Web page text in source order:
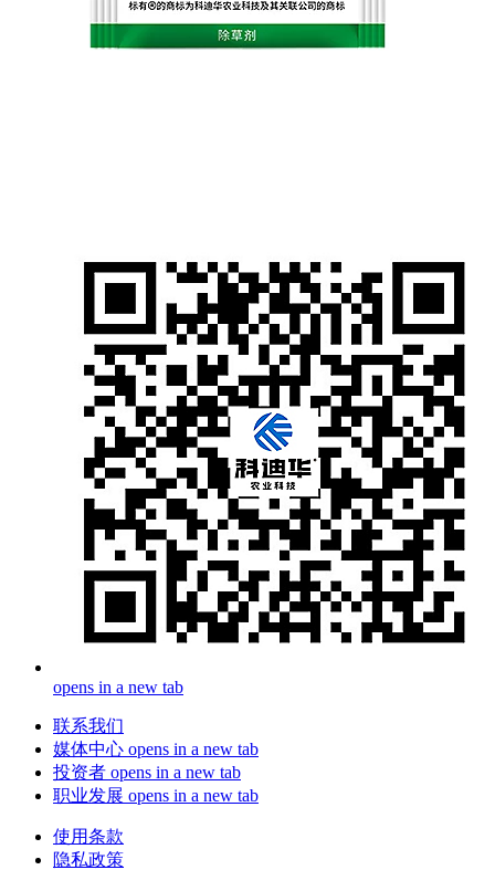
opens in a new tab
联系我们
媒体中心 opens in a new tab
投资者 opens in a new tab
职业发展 opens in a new tab
使用条款
隐私政策